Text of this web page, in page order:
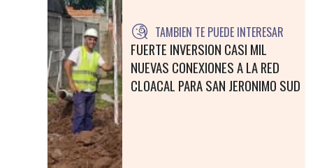
TAMBIEN TE PUEDE INTERESAR
FUERTE INVERSION CASI MIL
NUEVAS CONEXIONES A LA RED
CLOACAL PARA SAN JERONIMO SUD